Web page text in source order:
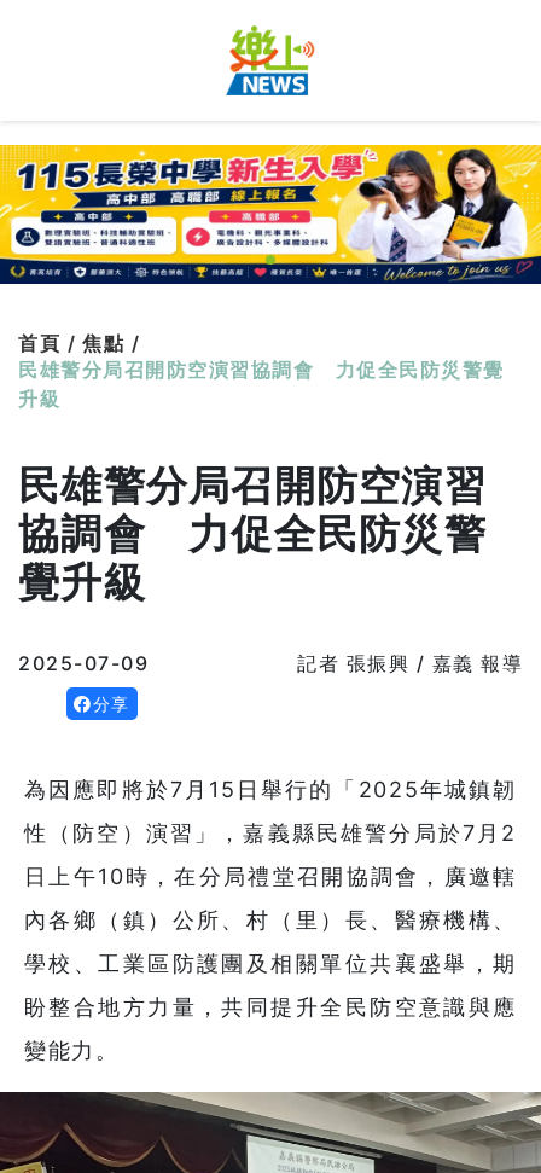
首頁 / 焦點 /
民雄警分局召開防空演習協調會 力促全民防災警覺
升級
民雄警分局召開防空演習
協調會 力促全民防災警
覺升級
2025-07-09 記者 張振興 / 嘉義 報導
分享
為因應即將於7月15日舉行的「2025年城鎮韌
性（防空）演習」，嘉義縣民雄警分局於7月2
日上午10時，在分局禮堂召開協調會，廣邀轄
內各鄉（鎮）公所、村（里）長、醫療機構、
學校、工業區防護團及相關單位共襄盛舉，期
盼整合地方力量，共同提升全民防空意識與應
變能力。